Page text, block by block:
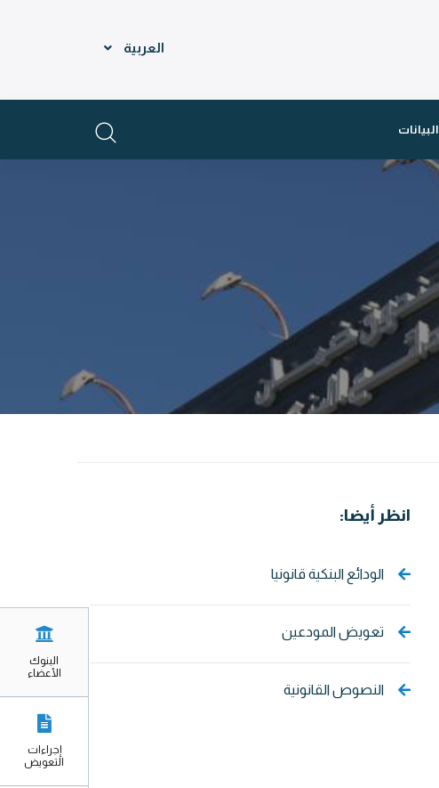
العربية
البنوك
الأعضاء
إجراءات
التعويض
البيانات
انظر أيضا:
الودائع البنكية قانونيا
تعويض المودعين
النصوص القانونية